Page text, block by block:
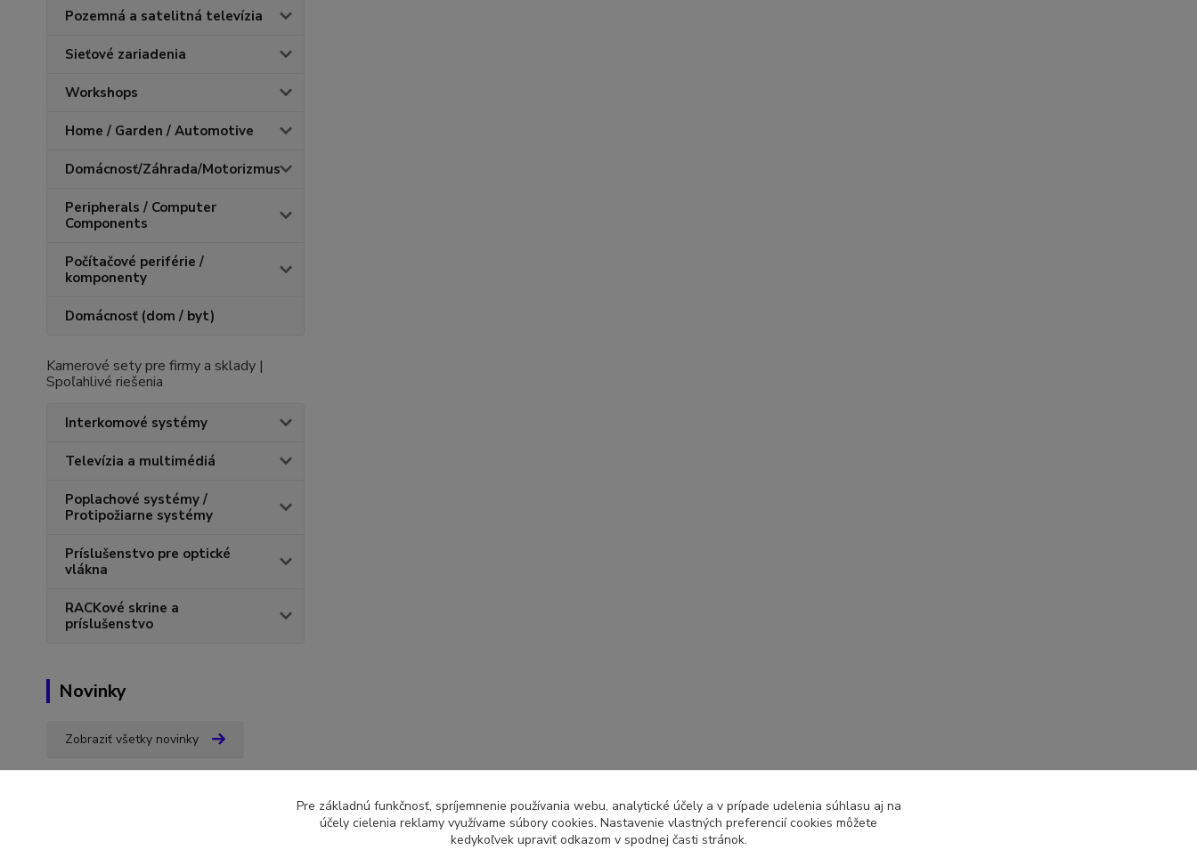
Pozemná a satelitná televízia
Sieťové zariadenia
Workshops
Home / Garden / Automotive
Domácnosť/Záhrada/Motorizmus
Peripherals / Computer
Components
Počítačové periférie /
komponenty
Domácnosť (dom / byt)
Kamerové sety pre firmy a sklady |
Spoľahlivé riešenia
Interkomové systémy
Televízia a multimédiá
Poplachové systémy /
Protipožiarne systémy
Príslušenstvo pre optické
vlákna
RACKové skrine a
príslušenstvo
Novinky
Zobraziť všetky novinky
Pre základnú funkčnosť, spríjemnenie používania webu, analytické účely a v prípade udelenia súhlasu aj na
účely cielenia reklamy využívame súbory cookies. Nastavenie vlastných preferencií cookies môžete
kedykoľvek upraviť odkazom v spodnej časti stránok.